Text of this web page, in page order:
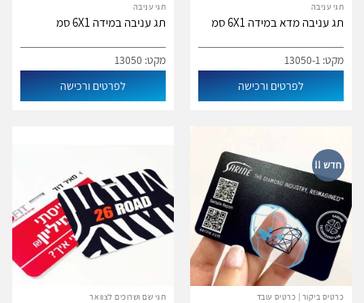
תגי עניבה
תג עניבה מדא במידה 6X1 סמ
מקט: 13050-1
לפרטים ורכישה
תגי עניבה
תג עניבה במידה 6X1 סמ
מקט: 13050
לפרטים ורכישה
חדש !!
כרטיס ביקור | כרטיס עובד תגי שם ושרוכים לצוואר